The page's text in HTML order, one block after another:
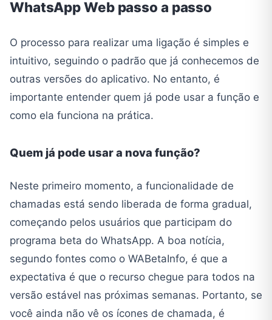
WhatsApp Web passo a passo
O processo para realizar uma ligação é simples e
intuitivo, seguindo o padrão que já conhecemos de
outras versões do aplicativo. No entanto, é
importante entender quem já pode usar a função e
como ela funciona na prática.
Quem já pode usar a nova função?
Neste primeiro momento, a funcionalidade de
chamadas está sendo liberada de forma gradual,
começando pelos usuários que participam do
programa beta do WhatsApp. A boa notícia,
segundo fontes como o WABetaInfo, é que a
expectativa é que o recurso chegue para todos na
versão estável nas próximas semanas. Portanto, se
você ainda não vê os ícones de chamada, é